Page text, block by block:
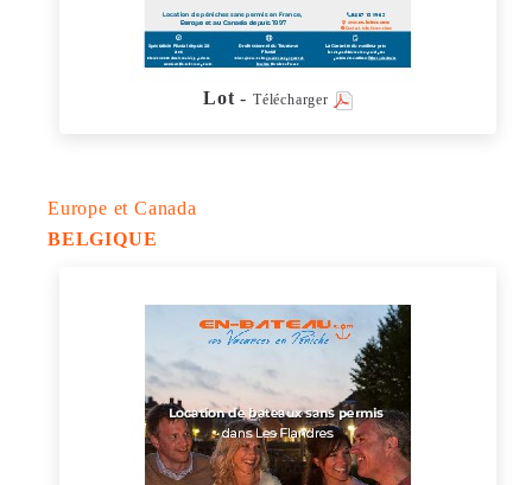
Lot -Télécharger
Europe et Canada
BELGIQUE